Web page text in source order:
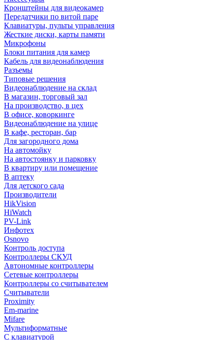
Кронштейны для видеокамер
Передатчики по витой паре
Клавиатуры, пульты управления
Жесткие диски, карты памяти
Микрофоны
Блоки питания для камер
Кабель для видеонаблюдения
Разъемы
Типовые решения
Видеонаблюдение на склад
В магазин, торговый зал
На производство, в цех
В офисе, коворкинге
Видеонаблюдение на улице
В кафе, ресторан, бар
Для загородного дома
На автомойку
На автостоянку и парковку
В квартиру или помещение
В аптеку
Для детского сада
Производители
HikVision
HiWatch
PV-Link
Инфотех
Osnovo
Контроль доступа
Контроллеры СКУД
Автономные контроллеры
Сетевые контроллеры
Контроллеры со считывателем
Считыватели
Proximity
Em-marine
Mifare
Мультиформатные
С клавиатурой